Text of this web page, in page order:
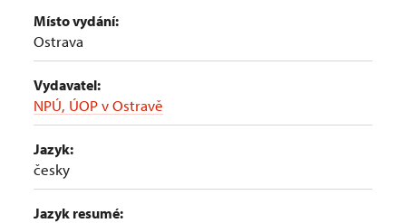
Místo vydání:
Ostrava
Vydavatel:
NPÚ, ÚOP v Ostravě
Jazyk:
česky
Jazyk resumé: